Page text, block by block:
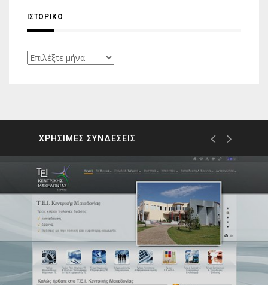
ΙΣΤΟΡΙΚΌ
Ιστορικό
ΧΡΗΣΙΜΕΣ ΣΥΝΔΕΣΕΙΣ